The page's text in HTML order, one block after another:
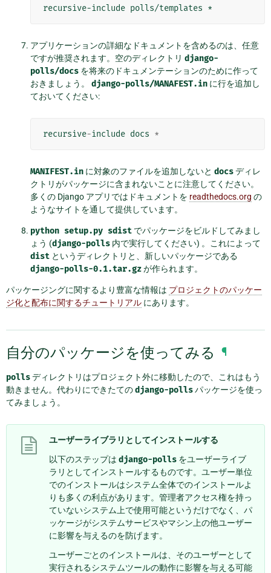
アプリケーションの詳細なドキュメントを含めるのは、任意
ですが推奨されます。空のディレクトリ django-
polls/docs を将来のドキュメンテーションのために作って
おきましょう。 django-polls/MANAFEST.in に行を追加し
ておいてください:
recursive-include docs *
MANIFEST.in に対象のファイルを追加しないと docsディレ
クトリがパッケージに含まれないことに注意してください。
多くの Django アプリではドキュメントを readthedocs.org の
ようなサイトを通して提供しています。
python setup.py sdist でパッケージをビルドしてみまし
ょう (django-polls 内で実行してください) 。これによって
dist というディレクトリと、新しいパッケージである
django-polls-0.1.tar.gzが作られます。
パッケージングに関するより豊富な情報は プロジェクトのパッケー
ジ化と配布に関するチュートリアル にあります。
自分のパッケージを使ってみる ¶
pollsディレクトリはプロジェクト外に移動したので、これはもう
動きません。代わりにできたてのdjango-pollsパッケージを使っ
てみましょう。
ユーザーライブラリとしてインストールする
以下のステップは django-polls をユーザーライブ
ラリとしてインストールするものです。ユーザー単位
でのインストールはシステム全体でのインストールよ
りも多くの利点があります。管理者アクセス権を持っ
ていないシステム上で使用可能というだけでなく、パ
ッケージがシステムサービスやマシン上の他ユーザー
に影響を与えるのを防げます。
ユーザーごとのインストールは、そのユーザーとして
実行されるシステムツールの動作に影響を与える可能